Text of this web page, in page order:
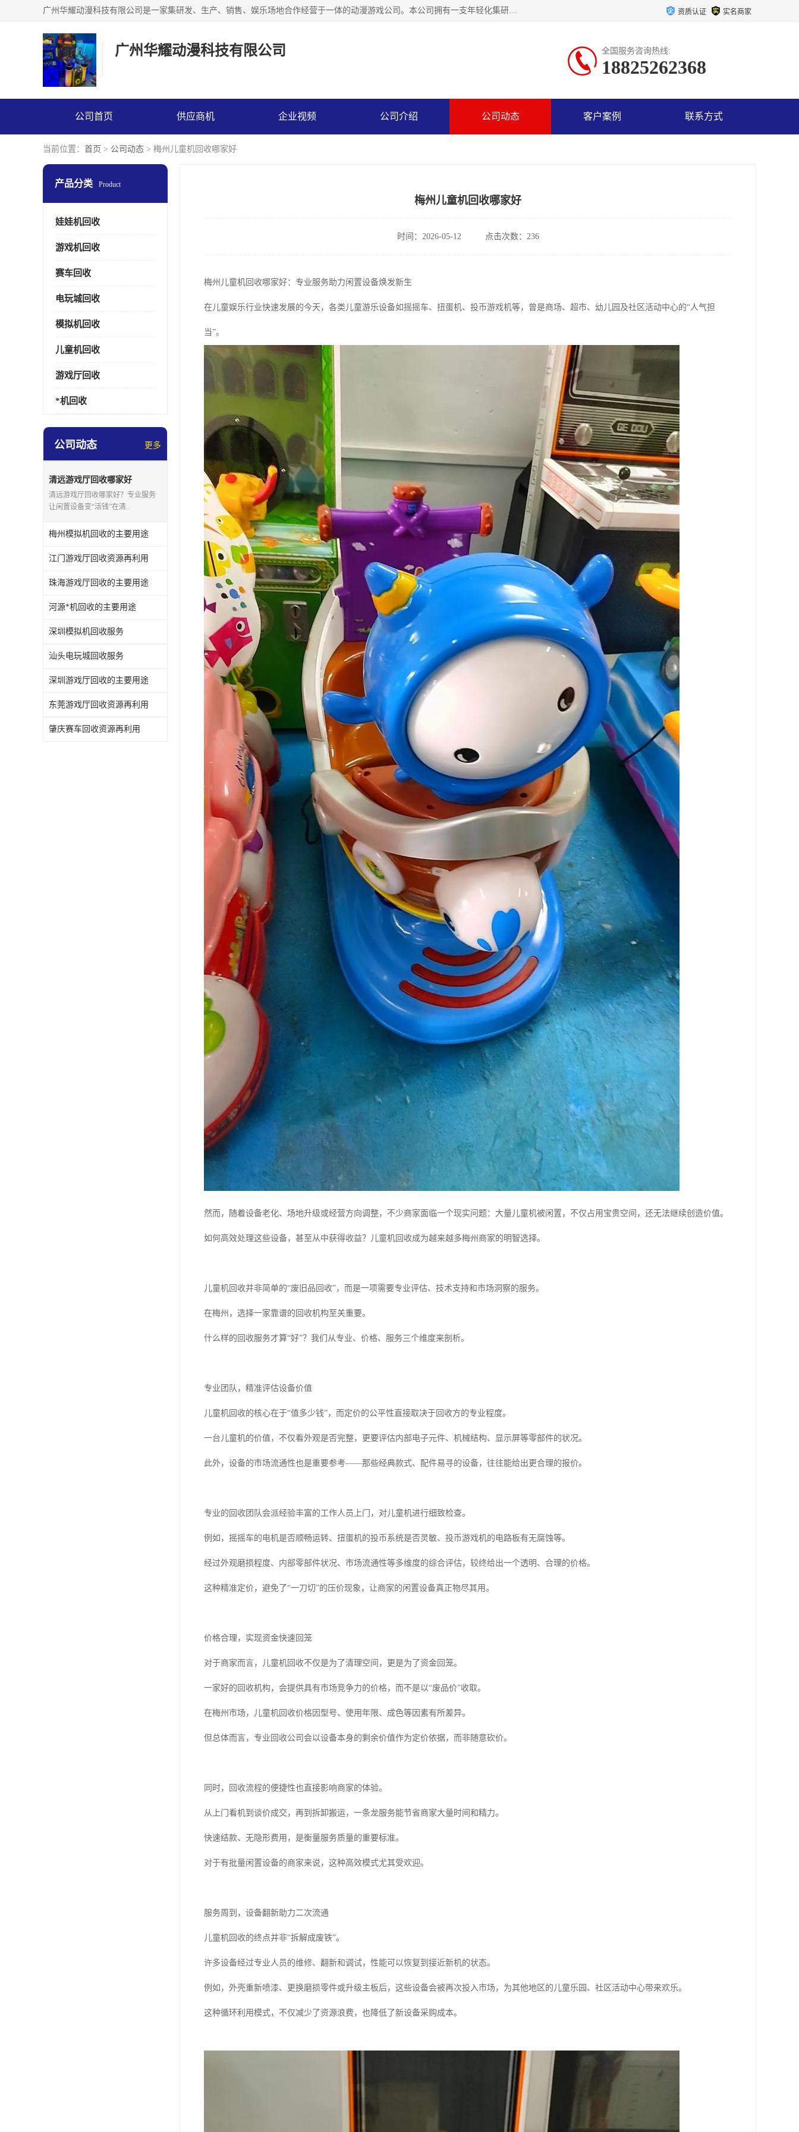
广州华耀动漫科技有限公司是一家集研发、生产、销售、娱乐场地合作经营于一体的动漫游戏公司。本公司拥有一支年轻化集研发生产到售后服务的队伍，及时地为客户提供、赚钱的产品。本公司以雄厚的实力、合理的价格、优良的服务与多家企业建立了长期的合作关系。热诚欢迎各界前来参观、考察、洽谈业务。目前公司经营的产品有：各种捕渔游戏机系列，大型模拟机系列、轮盘机系列、连线机系列、框体机系列、玛莉机系列等。 资质认证 实名商家
广州华耀动漫科技有限公司 全国服务咨询热线:
18825262368
公司首页 供应商机 企业视频 公司介绍 公司动态 客户案例 联系方式
当前位置： 首页 > 公司动态 > 梅州儿童机回收哪家好
产品分类 Product
娃娃机回收
游戏机回收
赛车回收
电玩城回收
模拟机回收
儿童机回收
游戏厅回收
*机回收
公司动态 更多
清远游戏厅回收哪家好
清远游戏厅回收哪家好？专业服务
让闲置设备变“活钱”在清..
梅州模拟机回收的主要用途
江门游戏厅回收资源再利用
珠海游戏厅回收的主要用途
河源*机回收的主要用途
深圳模拟机回收服务
汕头电玩城回收服务
深圳游戏厅回收的主要用途
东莞游戏厅回收资源再利用
肇庆赛车回收资源再利用
梅州儿童机回收哪家好
时间：2026-05-12 点击次数：236
梅州儿童机回收哪家好：专业服务助力闲置设备焕发新生
在儿童娱乐行业快速发展的今天，各类儿童游乐设备如摇摇车、扭蛋机、投币游戏机等，曾是商场、超市、幼儿园及社区活动中心的“人气担
当”。
然而，随着设备老化、场地升级或经营方向调整，不少商家面临一个现实问题：大量儿童机被闲置，不仅占用宝贵空间，还无法继续创造价值。
如何高效处理这些设备，甚至从中获得收益？儿童机回收成为越来越多梅州商家的明智选择。
儿童机回收并非简单的“废旧品回收”，而是一项需要专业评估、技术支持和市场洞察的服务。
在梅州，选择一家靠谱的回收机构至关重要。
什么样的回收服务才算“好”？我们从专业、价格、服务三个维度来剖析。
专业团队，精准评估设备价值
儿童机回收的核心在于“值多少钱”，而定价的公平性直接取决于回收方的专业程度。
一台儿童机的价值，不仅看外观是否完整，更要评估内部电子元件、机械结构、显示屏等零部件的状况。
此外，设备的市场流通性也是重要参考——那些经典款式、配件易寻的设备，往往能给出更合理的报价。
专业的回收团队会派经验丰富的工作人员上门，对儿童机进行细致检查。
例如，摇摇车的电机是否顺畅运转、扭蛋机的投币系统是否灵敏、投币游戏机的电路板有无腐蚀等。
经过外观磨损程度、内部零部件状况、市场流通性等多维度的综合评估，较终给出一个透明、合理的价格。
这种精准定价，避免了“一刀切”的压价现象，让商家的闲置设备真正物尽其用。
价格合理，实现资金快速回笼
对于商家而言，儿童机回收不仅是为了清理空间，更是为了资金回笼。
一家好的回收机构，会提供具有市场竞争力的价格，而不是以“废品价”收取。
在梅州市场，儿童机回收价格因型号、使用年限、成色等因素有所差异。
但总体而言，专业回收公司会以设备本身的剩余价值作为定价依据，而非随意砍价。
同时，回收流程的便捷性也直接影响商家的体验。
从上门看机到谈价成交，再到拆卸搬运，一条龙服务能节省商家大量时间和精力。
快速结款、无隐形费用，是衡量服务质量的重要标准。
对于有批量闲置设备的商家来说，这种高效模式尤其受欢迎。
服务周到，设备翻新助力二次流通
儿童机回收的终点并非“拆解成废铁”。
许多设备经过专业人员的维修、翻新和调试，性能可以恢复到接近新机的状态。
例如，外壳重新喷漆、更换磨损零件或升级主板后，这些设备会被再次投入市场，为其他地区的儿童乐园、社区活动中心带来欢乐。
这种循环利用模式，不仅减少了资源浪费，也降低了新设备采购成本。